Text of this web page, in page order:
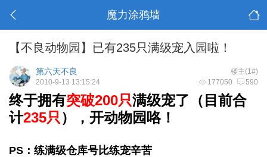
魔力涂鸦墙
【不良动物园】已有235只满级宠入园啦！
楼主(1#)
第六天不良
177050 590
2010-9-13 13:15:24
终于拥有突破200只满级宠了（目前合
计235只），开动物园咯！
PS：练满级仓库号比练宠辛苦